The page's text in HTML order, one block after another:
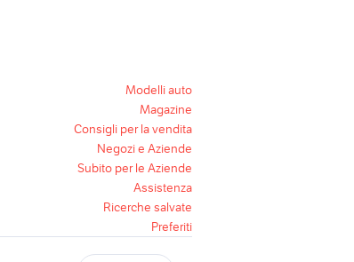
Modelli auto
Magazine
Consigli per la vendita
Negozi e Aziende
Subito per le Aziende
Assistenza
Ricerche salvate
Preferiti